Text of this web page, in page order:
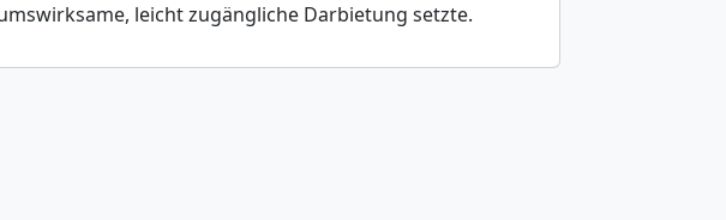
leicht zugängliche Darbietung setzte.